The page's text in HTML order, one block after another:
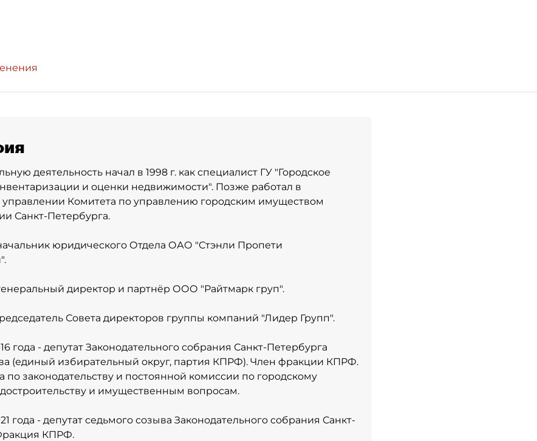
деятельность начал в 1998 г. как специалист ГУ "Городское
и оценки недвижимости". Позже работал в
Комитета по управлению городским имуществом
Санкт-Петербурга.
юридического Отдела ОАО "Стэнли Пропети
директор и партнёр ООО "Райтмарк груп".
Совета директоров группы компаний "Лидер Групп".
года - депутат Законодательного собрания Санкт-Петербурга
(единый избирательный округ, партия КПРФ). Член фракции КПРФ.
по законодательству и постоянной комиссии по городскому
и имущественным вопросам.
года - депутат седьмого созыва Законодательного собрания Санкт-
КПРФ.